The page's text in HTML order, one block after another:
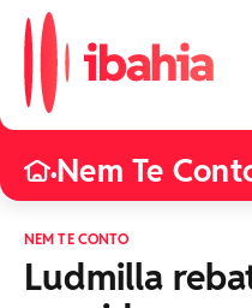
•Nem Te
NEM TE CONTO
Ludmilla